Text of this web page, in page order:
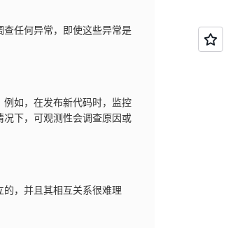
任何异常，即使这些异常是
如，在发布新代码时，监控
下，可观测性会调查原因或
，并且其相互关系很难理